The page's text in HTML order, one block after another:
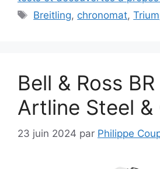
Étiquettes
Breitling, chronomat,
Bell & Ross
Artline Steel &
23 juin 2024 par Philippe